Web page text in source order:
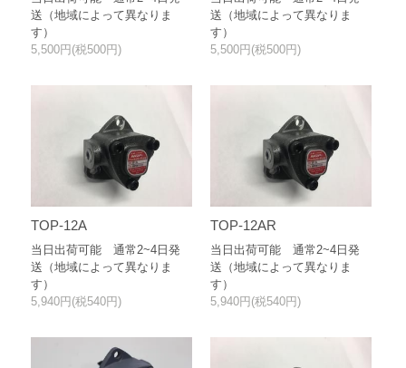
送（地域によって異なりま
す）
5,500円(税500円)
送（地域によって異なりま
す）
5,500円(税500円)
TOP-12A
当日出荷可能 通常2~4日発
送（地域によって異なりま
す）
5,940円(税540円)
TOP-12AR
当日出荷可能 通常2~4日発
送（地域によって異なりま
す）
5,940円(税540円)